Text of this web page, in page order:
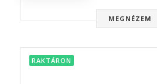
MEGNÉZEM
RAKTÁRON